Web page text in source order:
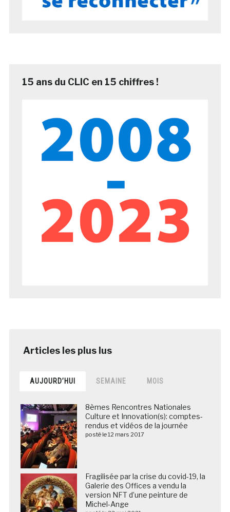
15 ans du CLIC en 15 chiffres !
AUJOURD’HUI SEMAINE MOIS
8èmes Rencontres Nationales
Culture et Innovation(s): comptes-
rendus et vidéos de la journée
posté le 12 mars 2017
Fragilisée par la crise du covid-19, la
Galerie des Offices a vendu la
version NFT d’une peinture de
Michel-Ange